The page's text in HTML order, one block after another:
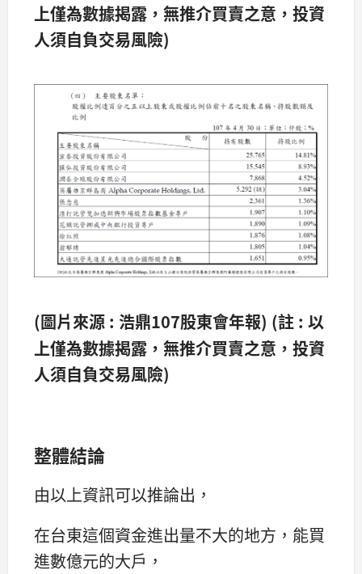
上僅為數據揭露，無推介買賣之意，投資
人須自負交易風險)
(圖片來源 : 浩鼎107股東會年報) (註 : 以
上僅為數據揭露，無推介買賣之意，投資
人須自負交易風險)
整體結論
由以上資訊可以推論出，
在台東這個資金進出量不大的地方，能買
進數億元的大戶，